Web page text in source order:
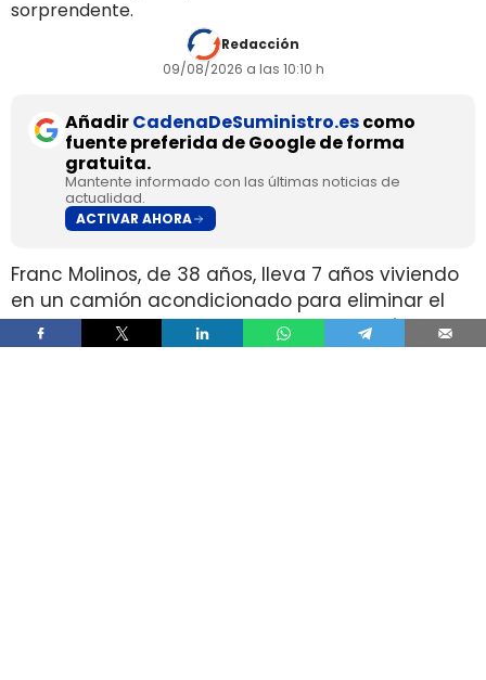
sorprendente.
Redacción
09/08/2026 a las 10:10 h
AñadirCadenaDeSuministro.escomo
fuente preferida de Google de forma
gratuita.
Mantente informado con las últimas noticias de
actualidad.
ACTIVAR AHORA
Franc Molinos, de 38 años, lleva 7 años viviendo
en un camión acondicionado para eliminar el
alquiler y recortar sus gastos fijos. El vehículo
incorpora cocina, dormitorio, espacio de